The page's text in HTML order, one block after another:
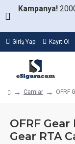
Kampanya!
Giriş Yap Kayıt Ol
Camlar OFRF
OFRF
Gear RTA